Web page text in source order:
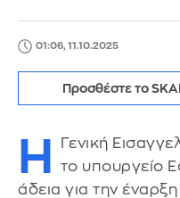
01:06, 11.10.2025
Προσθέστε το
Η
Γενική
το υπουργείο
άδεια για την